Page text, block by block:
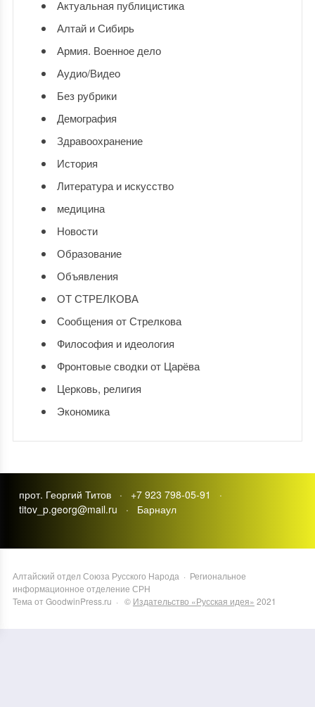
Актуальная публицистика
Алтай и Сибирь
Армия. Военное дело
Аудио/Видео
Без рубрики
Демография
Здравоохранение
История
Литература и искусство
медицина
Новости
Образование
Объявления
ОТ СТРЕЛКОВА
Сообщения от Стрелкова
Философия и идеология
Фронтовые сводки от Царёва
Церковь, религия
Экономика
прот. Георгий Титов · +7 923 798-05-91 ·
titov_p.georg@mail.ru · Барнаул
Алтайский отдел Союза Русского Народа · Региональное
информационное отделение СРН
Тема от GoodwinPress.ru · © Издательство «Русская идея» 2021